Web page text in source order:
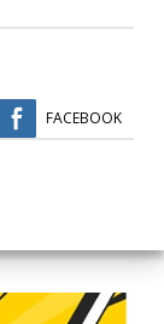
FACEBOOK